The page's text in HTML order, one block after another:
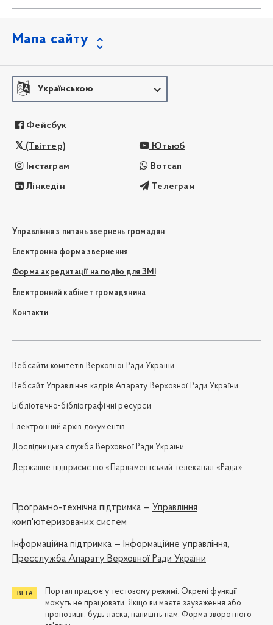
Мапа сайту
Українською
Фейсбук
(Твіттер) Ютьюб
Інстаграм Вотсап
Лінкедін Телеграм
Управління з питань звернень громадян
Електронна форма звернення
Форма акредитації на подію для ЗМІ
Електронний кабінет громадянина
Контакти
Вебсайти комітетів Верховної Ради України
Вебсайт Управління кадрів Апарату Верховної Ради України
Бібліотечно-бібліографічні ресурси
Електронний архів документів
Дослідницька служба Верховної Ради України
Державне підприємство «Парламентський телеканал «Рада»
Програмно-технічна підтримка — Управління
комп'ютеризованих систем
Iнформаційна підтримка — Інформаційне управління,
Пресслужба Апарату Верховної Ради України
Портал працює у тестовому режимі. Окремі функції
можуть не працювати. Якщо ви маєте зауваження або
пропозиції, будь ласка, напишіть нам: Форма зворотного